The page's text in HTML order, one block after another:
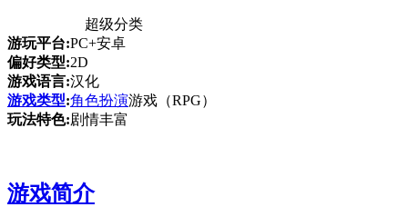
超级分类
游玩平台:PC+安卓
偏好类型:2D
游戏语言:汉化
游戏类型:角色扮演游戏（RPG）
玩法特色:剧情丰富
游戏简介